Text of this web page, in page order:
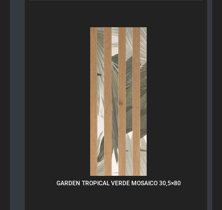
GARDEN TROPICAL VERDE MOSAICO 30,5×80